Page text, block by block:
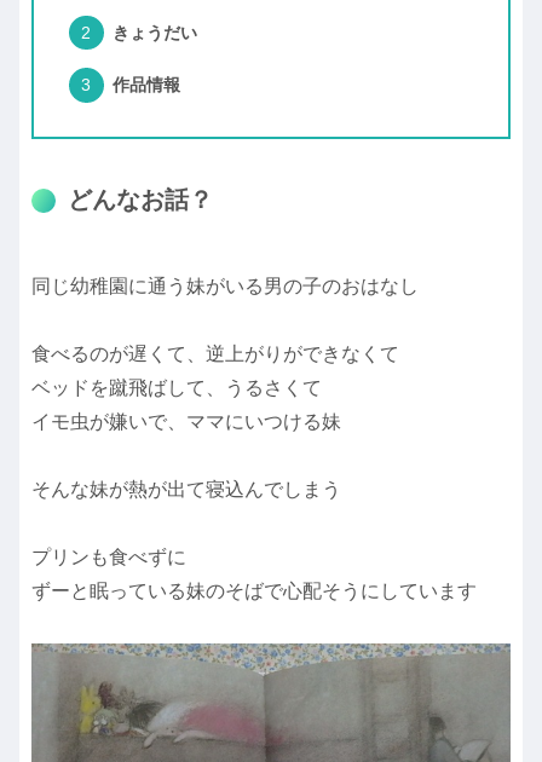
きょうだい
作品情報
どんなお話？
同じ幼稚園に通う妹がいる男の子のおはなし
食べるのが遅くて、逆上がりができなくて
ベッドを蹴飛ばして、うるさくて
イモ虫が嫌いで、ママにいつける妹
そんな妹が熱が出て寝込んでしまう
プリンも食べずに
ずーと眠っている妹のそばで心配そうにしています